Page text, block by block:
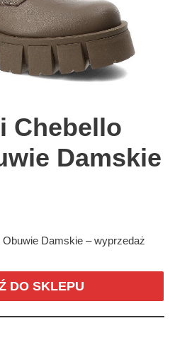
Chebello
Damskie
Damskie – wyprzedaż
DO SKLEPU